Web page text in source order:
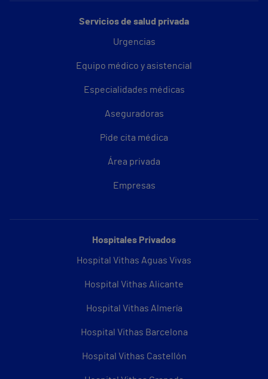
Servicios de salud privada
Urgencias
Equipo médico y asistencial
Especialidades médicas
Aseguradoras
Pide cita médica
Área privada
Empresas
Hospitales Privados
Hospital Vithas Aguas Vivas
Hospital Vithas Alicante
Hospital Vithas Almería
Hospital Vithas Barcelona
Hospital Vithas Castellón